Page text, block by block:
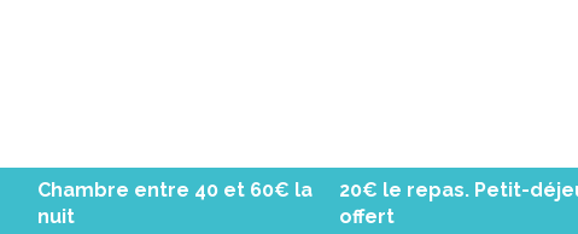
Chambre entre 40 et 60€ la
nuit
20€ le repas. Petit-
offert